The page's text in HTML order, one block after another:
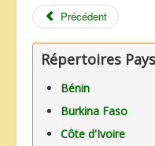
Précédent
Répertoires Pays
Bénin
Burkina Faso
Côte d'Ivoire